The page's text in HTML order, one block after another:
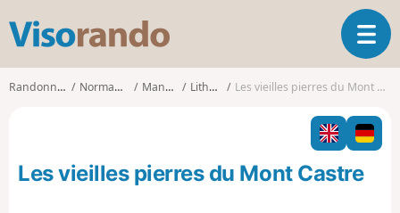
s
o
O
u
i
r
l
Randonnées Normandie Manche Lithaire Les vieilles pierres du Mont Castre
Les vieilles pierres du Mont Castre